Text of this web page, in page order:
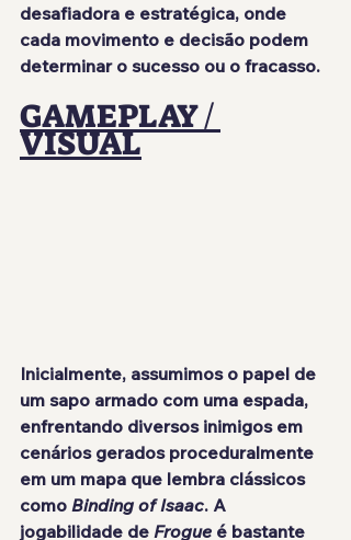
desafiadora e estratégica, onde
cada movimento e decisão podem
determinar o sucesso ou o fracasso.
GAMEPLAY /
VISUAL
Inicialmente, assumimos o papel de
um sapo armado com uma espada,
enfrentando diversos inimigos em
cenários gerados proceduralmente
em um mapa que lembra clássicos
como Binding of Isaac. A
jogabilidade de Frogue é bastante